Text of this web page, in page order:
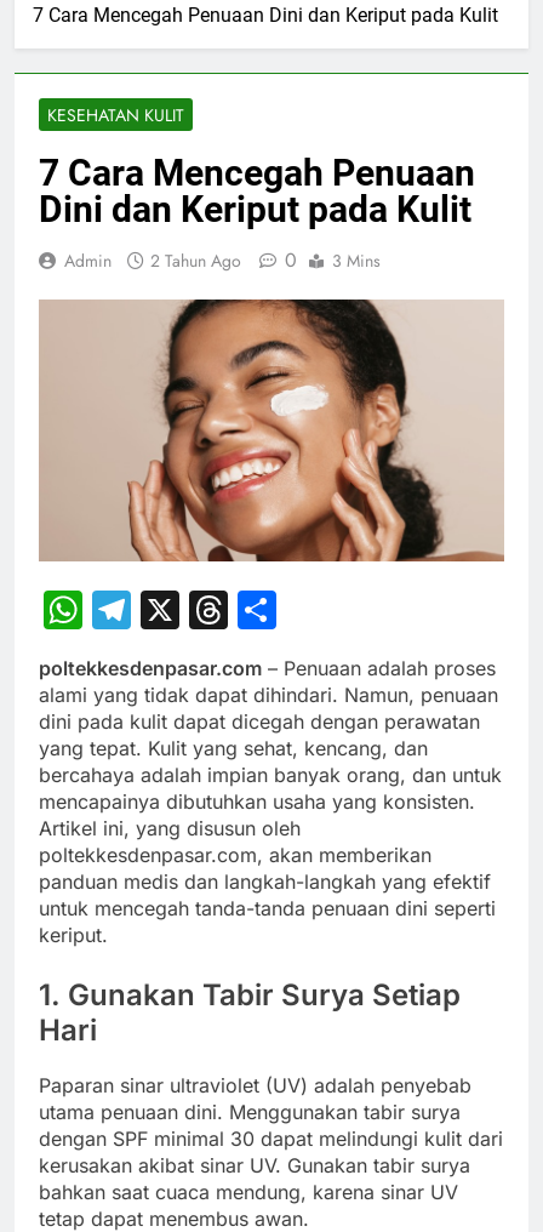
7 Cara Mencegah Penuaan Dini dan Keriput pada Kulit
KESEHATAN KULIT
7 Cara Mencegah Penuaan
Dini dan Keriput pada Kulit
Admin 2 Tahun Ago 0 3 Mins
WhatsApp
Telegram
X Threads
poltekkesdenpasar.com – Penuaan adalah proses
alami yang tidak dapat dihindari. Namun, penuaan
dini pada kulit dapat dicegah dengan perawatan
yang tepat. Kulit yang sehat, kencang, dan
bercahaya adalah impian banyak orang, dan untuk
mencapainya dibutuhkan usaha yang konsisten.
Artikel ini, yang disusun oleh
poltekkesdenpasar.com, akan memberikan
panduan medis dan langkah-langkah yang efektif
untuk mencegah tanda-tanda penuaan dini seperti
keriput.
1. Gunakan Tabir Surya Setiap
Hari
Paparan sinar ultraviolet (UV) adalah penyebab
utama penuaan dini. Menggunakan tabir surya
dengan SPF minimal 30 dapat melindungi kulit dari
kerusakan akibat sinar UV. Gunakan tabir surya
bahkan saat cuaca mendung, karena sinar UV
tetap dapat menembus awan.